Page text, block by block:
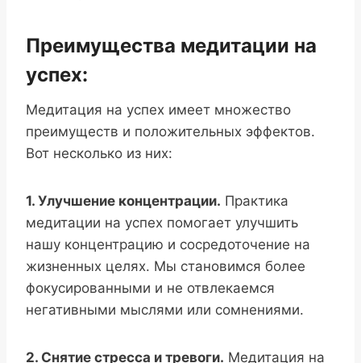
Преимущества медитации на
успех:
Медитация на успех имеет множество
преимуществ и положительных эффектов.
Вот несколько из них:
1. Улучшение концентрации. Практика
медитации на успех помогает улучшить
нашу концентрацию и сосредоточение на
жизненных целях. Мы становимся более
фокусированными и не отвлекаемся
негативными мыслями или сомнениями.
2. Снятие стресса и тревоги. Медитация на